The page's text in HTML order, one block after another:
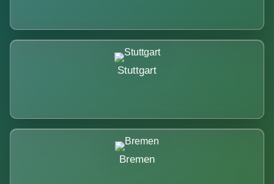
Stuttgart
Bremen